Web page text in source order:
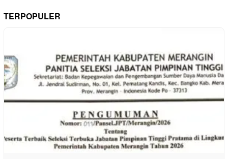
TERPOPULER